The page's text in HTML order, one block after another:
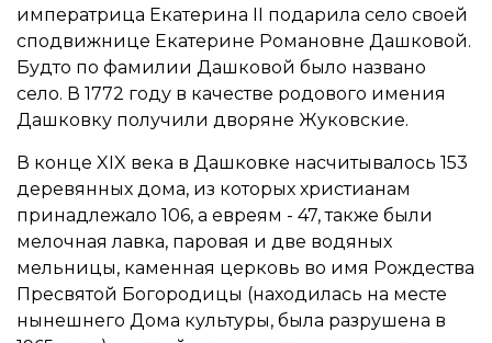
императрица Екатерина II подарила село своей
сподвижнице Екатерине Романовне Дашковой.
Будто по фамилии Дашковой было названо
село. В 1772 году в качестве родового имения
Дашковку получили дворяне Жуковские.
В конце XIX века в Дашковке насчитывалось 153
деревянных дома, из которых христианам
принадлежало 106, а евреям - 47, также были
мелочная лавка, паровая и две водяных
мельницы, каменная церковь во имя Рождества
Пресвятой Богородицы (находилась на месте
нынешнего Дома культуры, была разрушена в